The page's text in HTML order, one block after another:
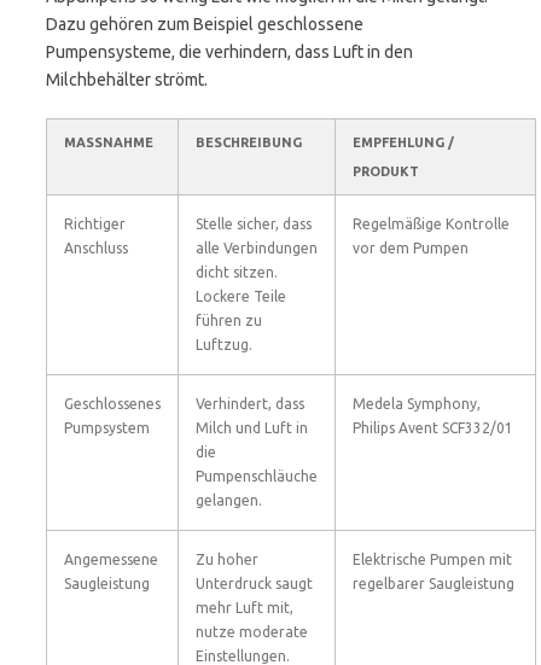
Dazu gehören zum Beispiel geschlossene
Pumpensysteme, die verhindern, dass Luft in den
Milchbehälter strömt.
MASSNAHME BESCHREIBUNG
EMPFEHLUNG /
PRODUKT
Richtiger
Anschluss
Stelle sicher, dass
alle Verbindungen
dicht sitzen.
Lockere Teile
führen zu
Luftzug.
Regelmäßige Kontrolle
vor dem Pumpen
Geschlossenes
Pumpsystem
Verhindert, dass
Milch und Luft in
die
Pumpenschläuche
gelangen.
Medela Symphony,
Philips Avent SCF332/01
Angemessene
Saugleistung
Zu hoher
Unterdruck saugt
mehr Luft mit,
nutze moderate
Einstellungen.
Elektrische Pumpen mit
regelbarer Saugleistung